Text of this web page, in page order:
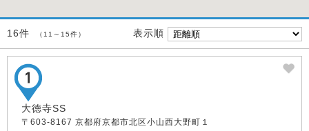
16件 （11～15件） 表示順
大徳寺SS
〒603-8167 京都府京都市北区小山西大野町１